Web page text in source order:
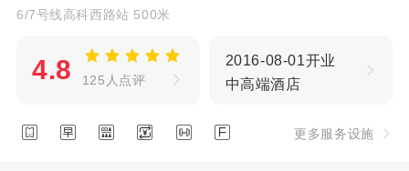
6/7号线高科西路站 500米
4.8 125人点评
2016-08-01开业
中高端酒店
      更多服务设施